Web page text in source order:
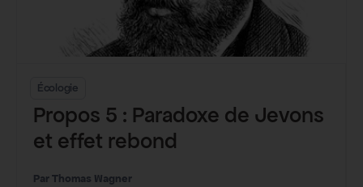
Écologie
Propos 5 : Paradoxe de Jevons
et effet rebond
Thomas Wagner